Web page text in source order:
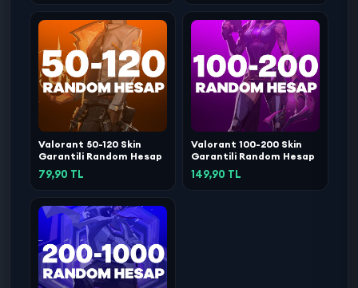
Valorant 50-120 Skin
Garantili Random Hesap
79,90 TL
Valorant 100-200 Skin
Garantili Random Hesap
149,90 TL